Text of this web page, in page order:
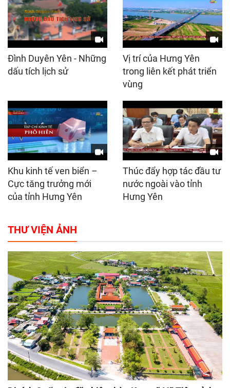
Đình Duyên Yên - Những
dấu tích lịch sử
Vị trí của Hưng Yên
trong liên kết phát triển
vùng
Khu kinh tế ven biển –
Cực tăng trưởng mới
của tỉnh Hưng Yên
Thúc đẩy hợp tác đầu tư
nước ngoài vào tỉnh
Hưng Yên
THƯ VIỆN ẢNH